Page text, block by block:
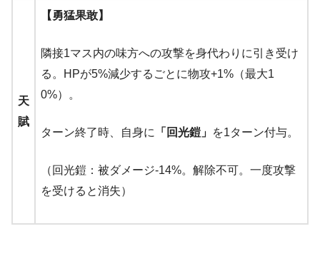
天
賦
【勇猛果敢】
隣接1マス内の味方への攻撃を身代わりに引き受け
る。HPが5%減少するごとに物攻+1%（最大1
0%）。
ターン終了時、自身に 「回光鎧」 を1ターン付与。
（回光鎧：被ダメージ-14%。解除不可。一度攻撃
を受けると消失）